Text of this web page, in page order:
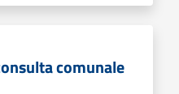
comunale